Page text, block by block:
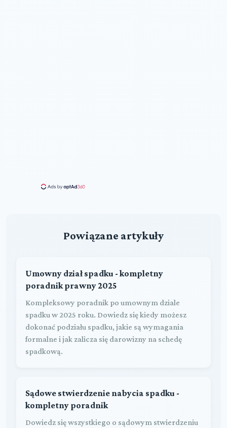
Powiązane artykuły
Umowny dział spadku - kompletny
poradnik prawny 2025
Kompleksowy poradnik po umownym dziale
spadku w 2025 roku. Dowiedz się kiedy możesz
dokonać podziału spadku, jakie są wymagania
formalne i jak zalicza się darowizny na schedę
spadkową.
Sądowe stwierdzenie nabycia spadku -
kompletny poradnik
Dowiedz się wszystkiego o sądowym stwierdzeniu